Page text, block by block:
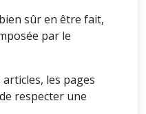
sûr en être fait,
par le
les pages
respecter une